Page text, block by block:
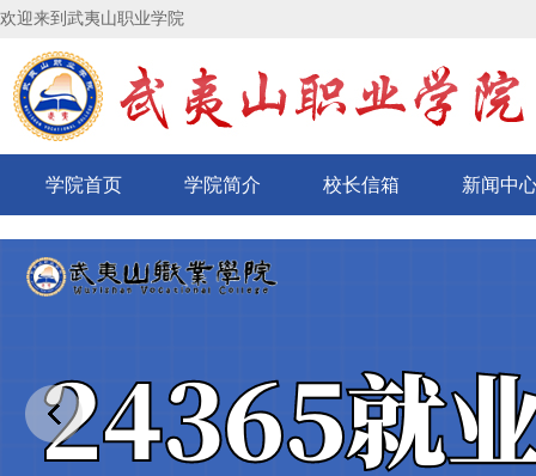
欢迎来到武夷山职业学院
学院首页 学院简介 校长信箱 新闻中